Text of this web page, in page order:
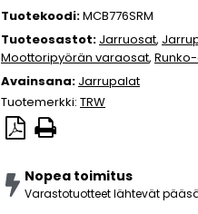
Tuotekoodi:MCB776SRM
Tuoteosastot: Jarruosat,
Moottoripyörän varaosat,
Avainsana: Jarrupalat
Tuotemerkki: TRW
Nopea toimitus
Varastotuotteet lähtevät